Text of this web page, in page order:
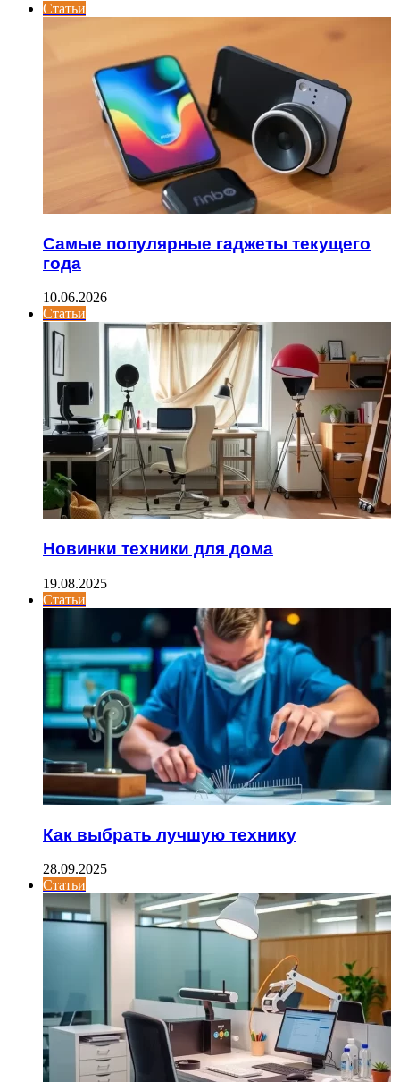
Статьи
Самые популярные гаджеты текущего
года
10.06.2026
Статьи
Новинки техники для дома
19.08.2025
Статьи
Как выбрать лучшую технику
28.09.2025
Статьи